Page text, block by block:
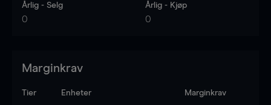
Årlig - Selg
0
Årlig - Kjøp
0
Marginkrav
Tier Enheter Marginkrav